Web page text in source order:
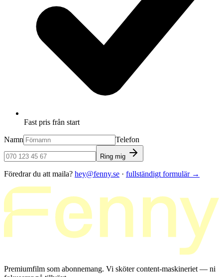
Fast pris från start
Namn Telefon
Ring mig
Föredrar du att maila? hey@fenny.se · fullständigt formulär→
Premiumfilm som abonnemang. Vi sköter content-maskineriet — ni